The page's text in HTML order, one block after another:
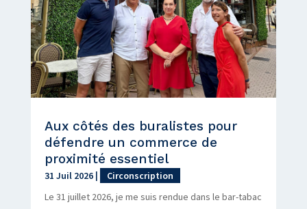
Aux côtés des buralistes pour
défendre un commerce de
proximité essentiel
31 Juil 2026|
Circonscription
Le 31 juillet 2026, je me suis rendue dans le bar-tabac